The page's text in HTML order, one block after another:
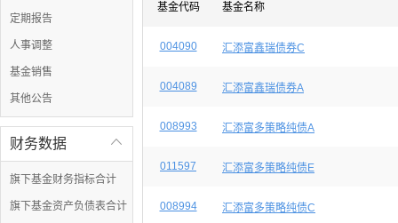
定期报告
人事调整
基金销售
其他公告

财务数据
旗下基金财务指标合计
旗下基金资产负债表合计
基金代码 基金名称
004090 汇添富鑫瑞债券C
004089 汇添富鑫瑞债券A
008993 汇添富多策略纯债A
011597 汇添富多策略纯债E
008994 汇添富多策略纯债C